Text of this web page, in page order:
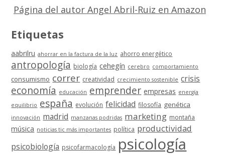
Página del autor Angel Abril-Ruiz en Amazon
Etiquetas
aabrilru ahorrar en la factura de la luz ahorro energético
antropología biología cehegín cerebro comportamiento
consumismo correr creatividad crecimiento sostenible crisis
economía educación emprender empresas energía
equilibrio españa evolución felicidad filosofía genética
innovación madrid manzanas podridas marketing montaña
música noticias tic más importantes política productividad
psicobiología psicofarmacología psicología